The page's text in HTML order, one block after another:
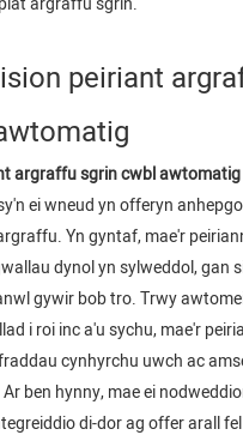
peiriant
argraffu sgrin cwbl awtomatig
ei wneud yn offeryn
Yn gyntaf, mae'r
dynol yn sylweddol, gan
gywir bob tro. Trwy
i roi inc a'u sychu, mae'r
cynhyrchu uwch ac
ben hynny, mae ei
di-dor ag offer arall